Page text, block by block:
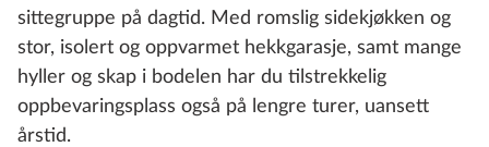
sittegruppe på dagtid. Med romslig sidekjøkken og
stor, isolert og oppvarmet hekkgarasje, samt mange
hyller og skap i bodelen har du tilstrekkelig
oppbevaringsplass også på lengre turer, uansett
årstid.